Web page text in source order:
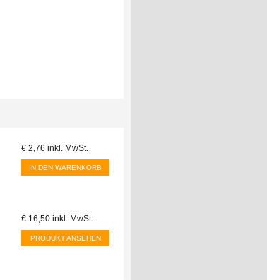
€ 2,76 inkl. MwSt.
IN DEN WARENKORB
€ 16,50 inkl. MwSt.
PRODUKT ANSEHEN